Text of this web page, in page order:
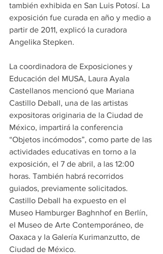
también exhibida en San Luis Potosí. La
exposición fue curada en año y medio a
partir de 2011, explicó la curadora
Angelika Stepken.
La coordinadora de Exposiciones y
Educación del MUSA, Laura Ayala
Castellanos mencionó que Mariana
Castillo Deball, una de las artistas
expositoras originaria de la Ciudad de
México, impartirá la conferencia
“Objetos incómodos”, como parte de las
actividades educativas en torno a la
exposición, el 7 de abril, a las 12:00
horas. También habrá recorridos
guiados, previamente solicitados.
Castillo Deball ha expuesto en el
Museo Hamburger Baghnhof en Berlín,
el Museo de Arte Contemporáneo, de
Oaxaca y la Galería Kurimanzutto, de
Ciudad de México.